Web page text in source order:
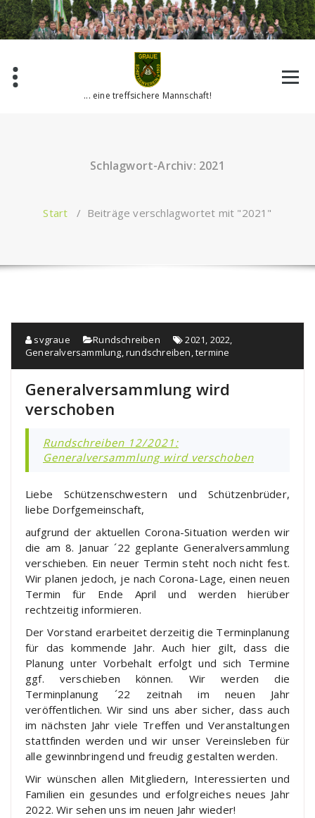
Zum
Inhalt
springen
... eine treffsichere Mannschaft!
Schlagwort-Archiv: 2021
Start / Beiträge verschlagwortet mit "2021"
svgraue Rundschreiben 2021, 2022,
Generalversammlung,rundschreiben,termine
Generalversammlung wird
verschoben
Rundschreiben 12/2021:
Generalversammlung wird verschoben
Liebe Schützenschwestern und Schützenbrüder,
liebe Dorfgemeinschaft,
aufgrund der aktuellen Corona-Situation werden wir
die am 8. Januar ´22 geplante Generalversammlung
verschieben. Ein neuer Termin steht noch nicht fest.
Wir planen jedoch, je nach Corona-Lage, einen neuen
Termin für Ende April und werden hierüber
rechtzeitig informieren.
Der Vorstand erarbeitet derzeitig die Terminplanung
für das kommende Jahr. Auch hier gilt, dass die
Planung unter Vorbehalt erfolgt und sich Termine
ggf. verschieben können. Wir werden die
Terminplanung ´22 zeitnah im neuen Jahr
veröffentlichen. Wir sind uns aber sicher, dass auch
im nächsten Jahr viele Treffen und Veranstaltungen
stattfinden werden und wir unser Vereinsleben für
alle gewinnbringend und freudig gestalten werden.
Wir wünschen allen Mitgliedern, Interessierten und
Familien ein gesundes und erfolgreiches neues Jahr
2022. Wir sehen uns im neuen Jahr wieder!